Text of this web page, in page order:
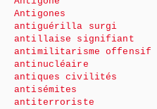
Antigones
antiguérilla surgi
antillaise signifiant
antimilitarisme offensif
antinucléaire
antiques civilités
antisémites
antiterroriste